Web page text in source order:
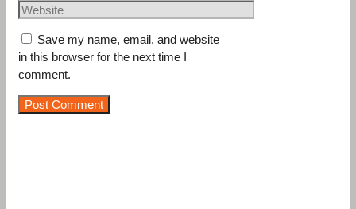
Website
Save my name, email, and website
in this browser for the next time I
comment.